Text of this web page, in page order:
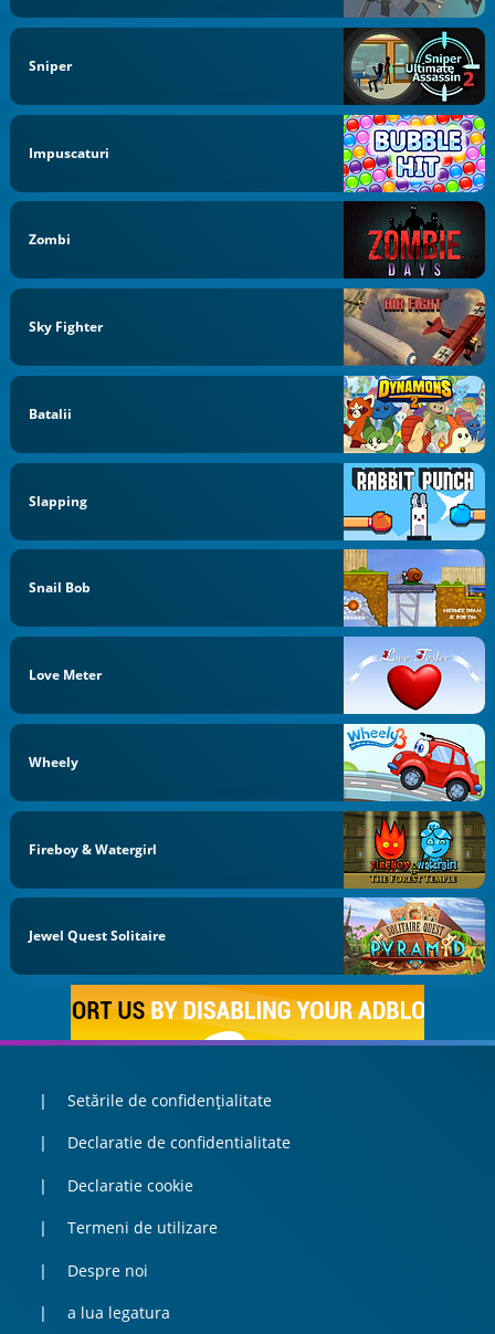
Sniper
Impuscaturi
Zombi
Sky Fighter
Batalii
Slapping
Snail Bob
Love Meter
Wheely
Fireboy & Watergirl
Jewel Quest Solitaire
Setările de confidențialitate
Declaratie de confidentialitate
Declaratie cookie
Termeni de utilizare
Despre noi
a lua legatura